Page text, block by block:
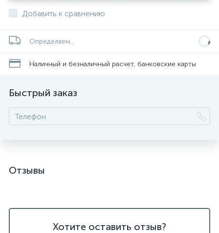
Добавить к сравнению
Определяем...
Наличный и безналичный расчет, банковские карты
Быстрый заказ
Отзывы
Хотите оставить отзыв?